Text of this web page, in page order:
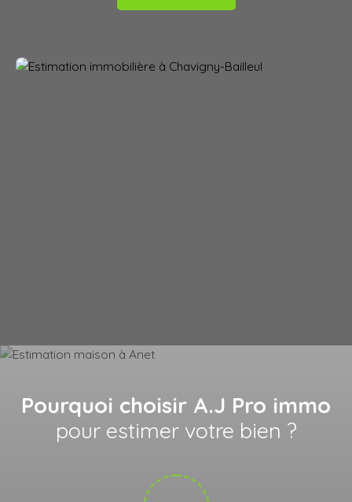
Pourquoi choisir A.J Pro immo
pour estimer votre bien ?